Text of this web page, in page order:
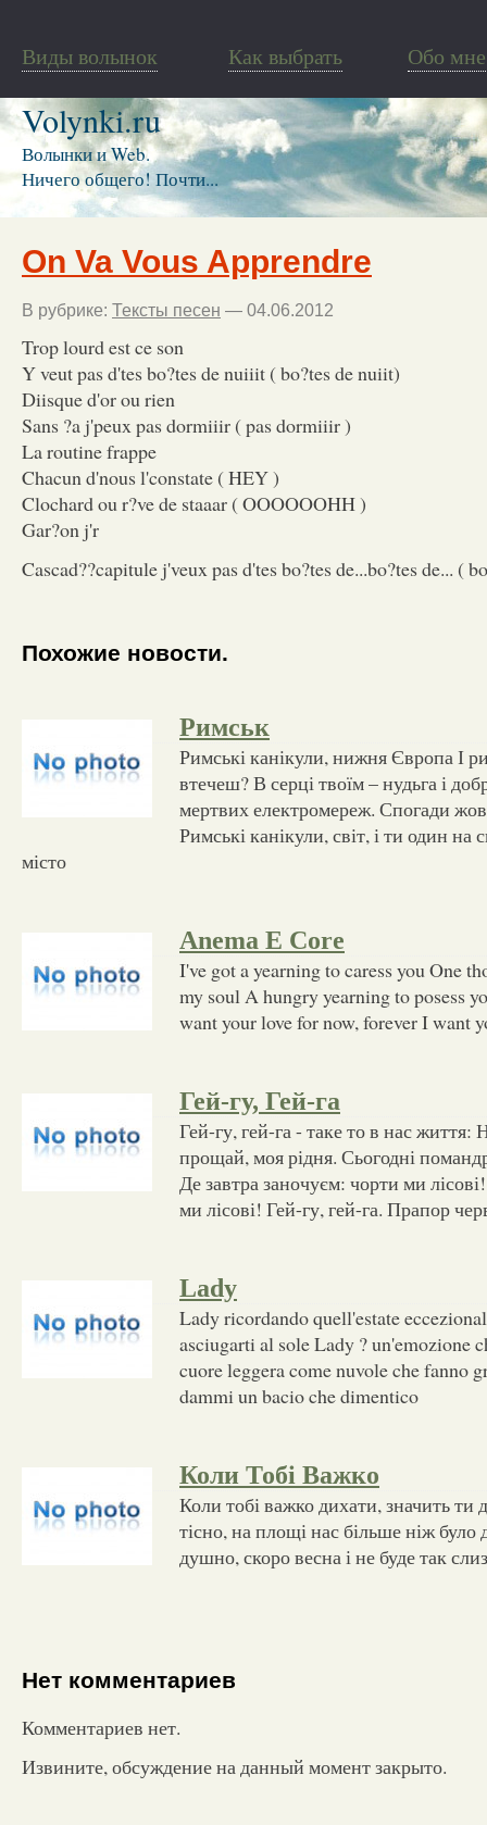
Виды волынок Как выбрать Обо мне
Volynki.ru
Волынки и Web.
Ничего общего! Почти...
On Va Vous Apprendre
В рубрике: Тексты песен — 04.06.2012
Trop lourd est ce son
Y veut pas d'tes bo?tes de nuiiit ( bo?tes de nuiit)
Diisque d'or ou rien
Sans ?a j'peux pas dormiiir ( pas dormiiir )
La routine frappe
Chacun d'nous l'constate ( HEY )
Clochard ou r?ve de staaar ( OOOOOOHH )
Gar?on j'r
Cascad??capitule j'veux pas d'tes bo?tes de...bo?tes de... (
Похожие новости.
Римськ
Римські канікули, нижня Європа І
втечеш? В серці твоїм – нудьга і
мертвих електромереж. Спогади
Римські канікули, світ, і ти один на
місто
Anema E Core
I've got a yearning to caress you One
my soul A hungry yearning to posess
want your love for now, forever I want
Гей-гу, Гей-га
Гей-гу, гей-га - таке то в нас життя:
прощай, моя рідня. Сьогодні
Де завтра заночуєм: чорти ми
ми лісові! Гей-гу, гей-га. Прапор
Lady
Lady ricordando quell'estate
asciugarti al sole Lady ? un'emozione
cuore leggera come nuvole che fanno
dammi un bacio che dimentico
Коли Тобі Важко
Коли тобі важко дихати, значить ти
тісно, на площі нас більше ніж було
душно, скоро весна і не буде так
Нет комментариев
Комментариев нет.
Извините, обсуждение на данный момент закрыто.